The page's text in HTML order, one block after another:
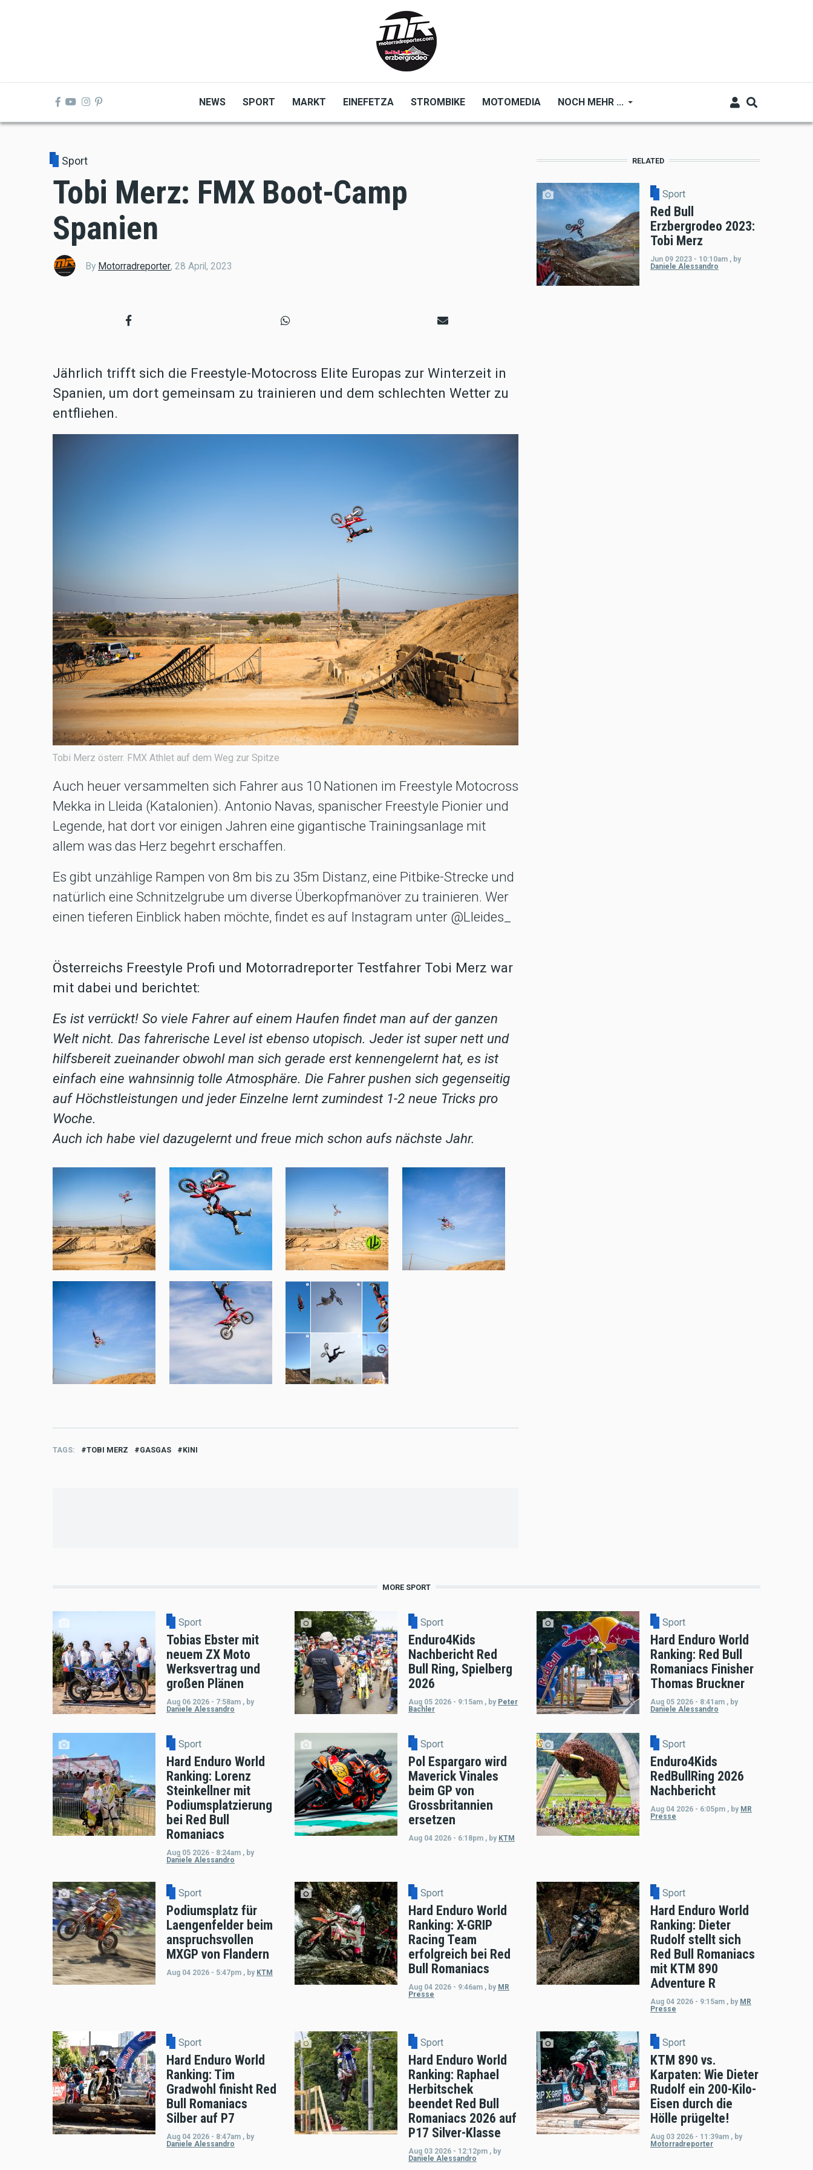
NEWS SPORT MARKT EINEFETZA STROMBIKE MOTOMEDIA NOCH MEHR ...
Sport
Tobi Merz: FMX Boot-Camp
Spanien
By Motorradreporter, 28 April, 2023
Jährlich trifft sich die Freestyle-Motocross Elite Europas zur Winterzeit in
Spanien, um dort gemeinsam zu trainieren und dem schlechten Wetter zu
entfliehen.
Tobi Merz österr. FMX Athlet auf dem Weg zur Spitze
Auch heuer versammelten sich Fahrer aus 10 Nationen im Freestyle Motocross
Mekka in Lleida (Katalonien). Antonio Navas, spanischer Freestyle Pionier und
Legende, hat dort vor einigen Jahren eine gigantische Trainingsanlage mit
allem was das Herz begehrt erschaffen.
Es gibt unzählige Rampen von 8m bis zu 35m Distanz, eine Pitbike-Strecke und
natürlich eine Schnitzelgrube um diverse Überkopfmanöver zu trainieren. Wer
einen tieferen Einblick haben möchte, findet es auf Instagram unter @Lleides_
Österreichs Freestyle Profi und Motorradreporter Testfahrer Tobi Merz war
mit dabei und berichtet:
Es ist verrückt! So viele Fahrer auf einem Haufen findet man auf der ganzen
Welt nicht. Das fahrerische Level ist ebenso utopisch. Jeder ist super nett und
hilfsbereit zueinander obwohl man sich gerade erst kennengelernt hat, es ist
einfach eine wahnsinnig tolle Atmosphäre. Die Fahrer pushen sich gegenseitig
auf Höchstleistungen und jeder Einzelne lernt zumindest 1-2 neue Tricks pro
Woche.
Auch ich habe viel dazugelernt und freue mich schon aufs nächste Jahr.
TAGS TOBI MERZ GASGAS KINI
RELATED
Sport
Red Bull
Erzbergrodeo 2023:
Tobi Merz
Jun 09 2023 - 10:10am , by
Daniele Alessandro
MORE SPORT
Sport
Tobias Ebster mit
neuem ZX Moto
Werksvertrag und
großen Plänen
Aug 06 2026 - 7:58am , by
Daniele Alessandro
Sport
Enduro4Kids
Nachbericht Red
Bull Ring, Spielberg
2026
Aug 05 2026 - 9:15am , by Peter
Bachler
Sport
Hard Enduro World
Ranking: Red Bull
Romaniacs Finisher
Thomas Bruckner
Aug 05 2026 - 8:41am , by
Daniele Alessandro
Sport
Hard Enduro World
Ranking: Lorenz
Steinkellner mit
Podiumsplatzierung
bei Red Bull
Romaniacs
Aug 05 2026 - 8:24am , by
Daniele Alessandro
Sport
Pol Espargaro wird
Maverick Vinales
beim GP von
Grossbritannien
ersetzen
Aug 04 2026 - 6:18pm , by KTM
Sport
Enduro4Kids
RedBullRing 2026
Nachbericht
Aug 04 2026 - 6:05pm , by MR
Presse
Sport
Podiumsplatz für
Laengenfelder beim
anspruchsvollen
MXGP von Flandern
Aug 04 2026 - 5:47pm , by KTM
Sport
Hard Enduro World
Ranking: X-GRIP
Racing Team
erfolgreich bei Red
Bull Romaniacs
Aug 04 2026 - 9:46am , by MR
Presse
Sport
Hard Enduro World
Ranking: Dieter
Rudolf stellt sich
Red Bull Romaniacs
mit KTM 890
Adventure R
Aug 04 2026 - 9:15am , by MR
Presse
Sport
Hard Enduro World
Ranking: Tim
Gradwohl finisht Red
Bull Romaniacs
Silber auf P7
Aug 04 2026 - 8:47am , by
Daniele Alessandro
Sport
Hard Enduro World
Ranking: Raphael
Herbitschek
beendet Red Bull
Romaniacs 2026 auf
P17 Silver-Klasse
Aug 03 2026 - 12:12pm , by
Daniele Alessandro
Sport
KTM 890 vs.
Karpaten: Wie Dieter
Rudolf ein 200-Kilo-
Eisen durch die
Hölle prügelte!
Aug 03 2026 - 11:39am , by
Motorradreporter